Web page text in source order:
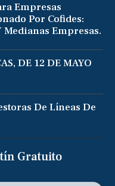
Empresas
Por Cofides:
Medianas Empresas.
DE 12 DE MAYO
De Líneas De
Gratuito